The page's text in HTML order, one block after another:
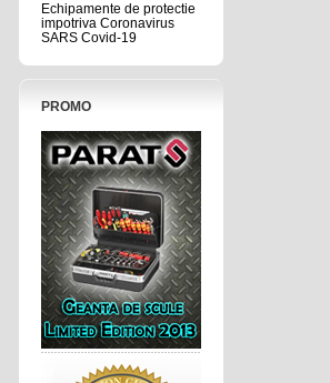
Echipamente de protectie
impotriva Coronavirus
SARS Covid-19
PROMO